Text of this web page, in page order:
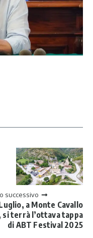
successivo
a Monte Cavallo
si terrà l’ottava tappa
di ABT Festival 2025